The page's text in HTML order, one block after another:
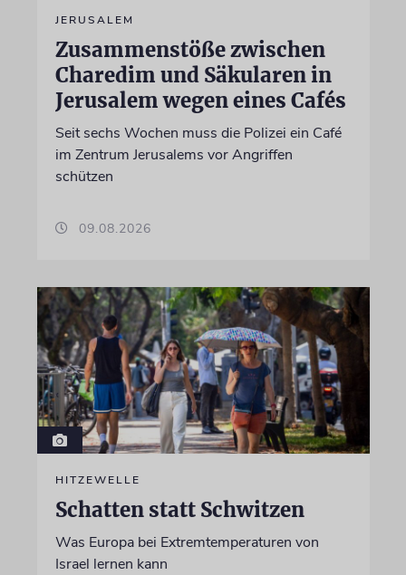
JERUSALEM
Zusammenstöße zwischen
Charedim und Säkularen in
Jerusalem wegen eines Cafés
Seit sechs Wochen muss die Polizei ein Café
im Zentrum Jerusalems vor Angriffen
schützen
09.08.2026
HITZEWELLE
Schatten statt Schwitzen
Was Europa bei Extremtemperaturen von
Israel lernen kann